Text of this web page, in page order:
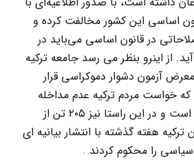
اساسی این کشور مخالفت کرده و
در قانون اساسی می‌باید در
از اینرو بنظر می رسد جامعه ترکیه
آزمون دشوار دموکراسی قرار
خواست مردم ترکیه عدم مداخله
ارتش در امور سیاسی است و در این راستا نیز ۲۰۵ تن از
ترکیه هفته گذشته با انتشار بیانیه ای
را محکوم کردند .